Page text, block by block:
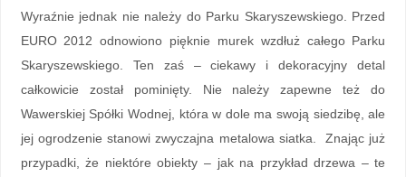
Wyraźnie jednak nie należy do Parku Skaryszewskiego. Przed
EURO 2012 odnowiono pięknie murek wzdłuż całego Parku
Skaryszewskiego. Ten zaś – ciekawy i dekoracyjny detal
całkowicie został pominięty. Nie należy zapewne też do
Wawerskiej Spółki Wodnej, która w dole ma swoją siedzibę, ale
jej ogrodzenie stanowi zwyczajna metalowa siatka. Znając już
przypadki, że niektóre obiekty – jak na przykład drzewa – te